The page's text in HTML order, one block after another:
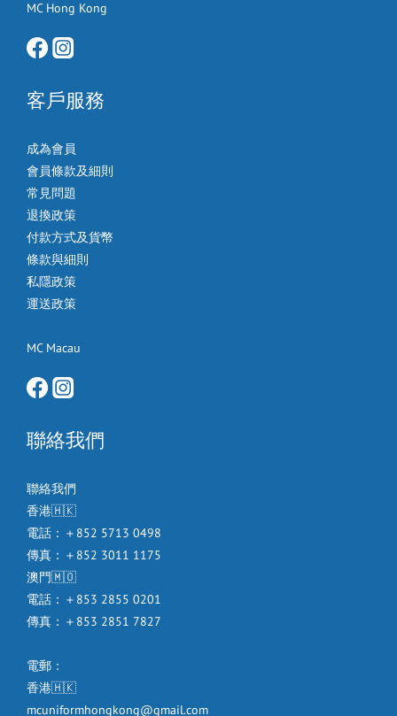
MC Hong Kong
客戶服務
成為會員
會員條款及細則
常見問題
退換政策
付款方式及貨幣
條款與細則
私隱政策
運送政策
MC Macau
聯絡我們
聯絡我們
香港🇭🇰
電話：＋852 5713 0498
傳真：＋852 3011 1175
澳門🇲🇴
電話：＋853 2855 0201
傳真：＋853 2851 7827
電郵：
香港🇭🇰
mcuniformhongkong@gmail.com